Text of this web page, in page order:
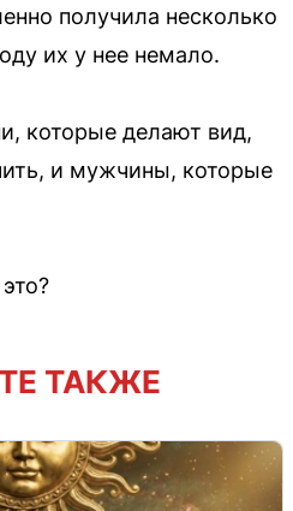
получила несколько
их у нее немало.
которые делают вид,
и мужчины, которые
ТАКЖЕ